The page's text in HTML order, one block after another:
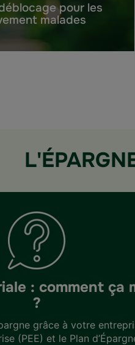
pour les
malades
: comment ça
?
grâce à votre
(PEE) et le Plan